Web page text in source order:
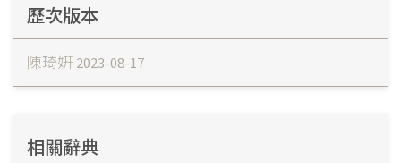
歷次版本
陳琦姸 2023-08-17
相關辭典